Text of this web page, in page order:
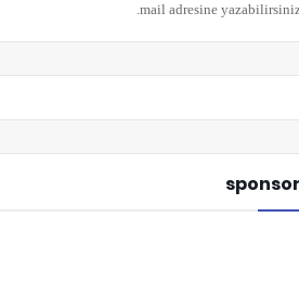
mail adresine